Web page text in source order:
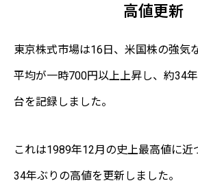
高値更新
東京株式市場は16日、米国株の強気
平均が一時700円以上上昇し、約34
台を記録しました。
これは1989年12月の史上最高値に近
34年ぶりの高値を更新しました。